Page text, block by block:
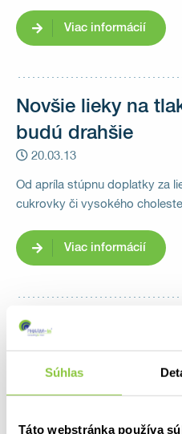
Súhlas
Táto webstránka používa
Viac informácií
Novšie lieky na
budú drahšie
20.03.13
Od apríla stúpnu doplatky za
cukrovky či vysokého
Viac informácií
Lieky budú
symbolom
09.03.13
Európskej únii by sa mal od